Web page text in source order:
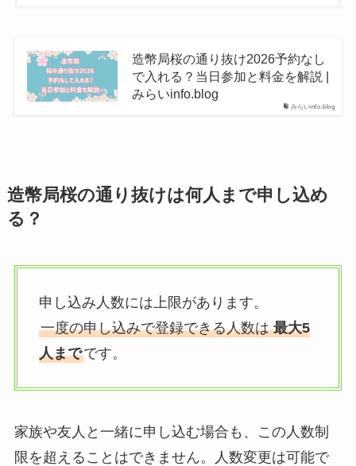
みらいinfo.blog
造幣局桜の通り抜け2026予約なし
で入れる？当日参加と料金を解説 |
みらいinfo.blog
造幣局桜の通り抜けは何人まで申し込め
る？
申し込み人数には上限があります。
一度の申し込みで登録できる人数は最大5
人までです。
家族や友人と一緒に申し込む場合も、この人数制
限を超えることはできません。人数変更は可能で